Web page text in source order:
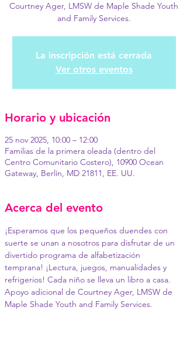
Courtney Ager, LMSW de Maple Shade Youth
and Family Services.
La inscripción está cerrada
Ver otros eventos
Horario y ubicación
25 nov 2025, 10:00 – 12:00
Familias de la primera oleada (dentro del
Centro Comunitario Costero), 10900 Ocean
Gateway, Berlín, MD 21811, EE. UU.
Acerca del evento
¡Esperamos que los pequeños duendes con
suerte se unan a nosotros para disfrutar de un
divertido programa de alfabetización
temprana! ¡Lectura, juegos, manualidades y
refrigerios! Cada niño se lleva un libro a casa.
Apoyo adicional de Courtney Ager, LMSW de
Maple Shade Youth and Family Services.